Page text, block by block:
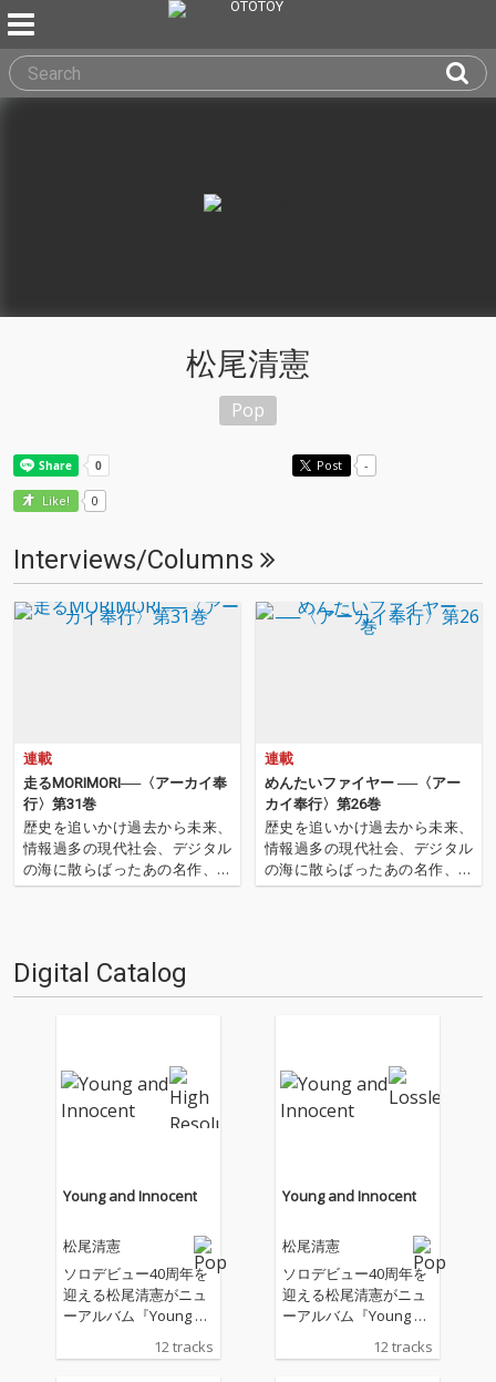
松尾清憲
Pop
Post -
Like! 0
Interviews/Columns
連載
走るMORIMORI──〈アーカイ奉
行〉第31巻
歴史を追いかけ過去から未来、
情報過多の現代社会、デジタル
の海に散らばったあの名作、こ
の名作たちをひとつにまとめる
は…'''1.過去作の最新リマスター
音源 2.これまで未配信…
連載
めんたいファイヤー ──〈アー
カイ奉行〉第26巻
歴史を追いかけ過去から未来、
情報過多の現代社会、デジタル
の海に散らばったあの名作、こ
の名作たちをひとつにまとめる
音源 2.これまで未配信…
Digital Catalog
Young and Innocent
松尾清憲
ソロデビュー40周年を
迎える松尾清憲がニュ
ーアルバム『Young an
d Innocent』を、6月5
日にリリース!待望の新
12 tracks
Young and Innocent
松尾清憲
ソロデビュー40周年を
迎える松尾清憲がニュ
ーアルバム『Young an
d Innocent』を、6月5
日にリリース!待望の新
12 tracks